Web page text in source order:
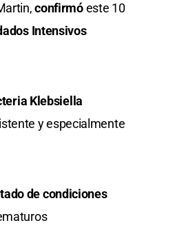
confirmóeste 10
Intensivos
Klebsiella
y especialmente
de condiciones